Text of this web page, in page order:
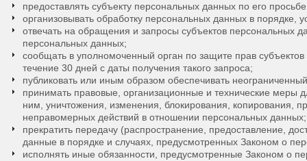
предоставлять субъекту персональных данных по его
организовывать обработку персональных данных в
отвечать на обращения и запросы субъектов персональных
персональных данных;
сообщать в уполномоченный орган по защите прав
течение 30 дней с даты получения такого запроса;
публиковать или иным образом обеспечивать
принимать правовые, организационные и технические меры
ним, уничтожения, изменения, блокирования, копирования,
неправомерных действий в отношении персональных данных;
прекратить передачу (распространение, предоставление,
данные в порядке и случаях, предусмотренных Законом о
исполнять иные обязанности, предусмотренные Законом о